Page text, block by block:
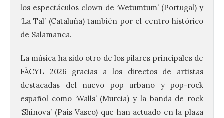
los espectáculos clown de ‘Wetumtum’ (Portugal) y
‘La Tal’ (Cataluña) también por el centro histórico
de Salamanca.
La música ha sido otro de los pilares principales de
FÀCYL 2026 gracias a los directos de artistas
destacadas del nuevo pop urbano y pop-rock
español como ‘Walls’ (Murcia) y la banda de rock
‘Shinova’ (País Vasco) que han actuado en la plaza